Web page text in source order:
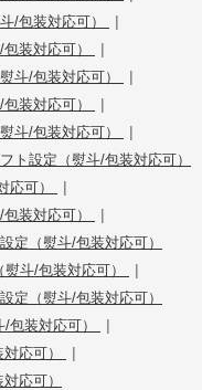
/包装対応可） |
装対応可） |
斗/包装対応可） |
装対応可） |
斗/包装対応可） |
ト設定（熨斗/包装対応可）
応可） |
装対応可） |
定（熨斗/包装対応可）
斗/包装対応可） |
定（熨斗/包装対応可）
包装対応可） |
応可） |
応可）